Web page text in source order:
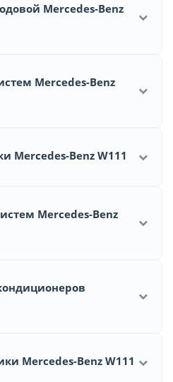
Mercedes-Benz
Mercedes-Benz
Mercedes-Benz W111
Mercedes-Benz
Mercedes-Benz W111